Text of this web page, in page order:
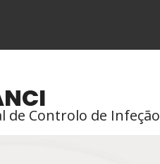
de Controlo de Infeção